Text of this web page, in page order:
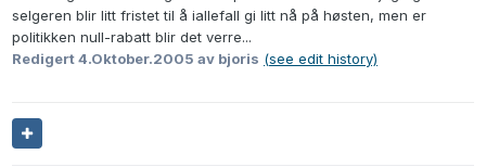
selgeren blir litt fristet til å iallefall gi litt nå på høsten, men er
politikken null-rabatt blir det verre...
Redigert4.Oktober.2005 av bjoris (see edit history)